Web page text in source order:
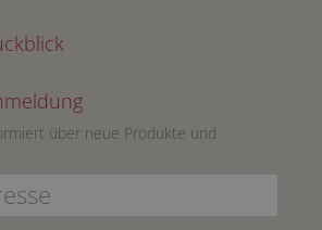
über neue Produkte und